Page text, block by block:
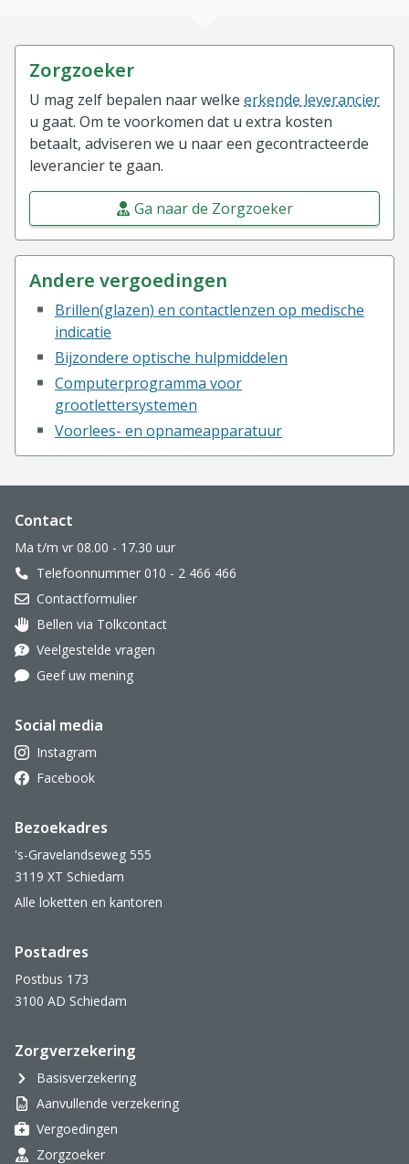
Zorgzoeker
U mag zelf bepalen naar welke erkende leverancier
u gaat. Om te voorkomen dat u extra kosten
betaalt, adviseren we u naar een gecontracteerde
leverancier te gaan.
Ga naar de Zorgzoeker
Andere vergoedingen
Brillen(glazen) en contactlenzen op medische
indicatie
Bijzondere optische hulpmiddelen
Computerprogramma voor
grootlettersystemen
Voorlees- en opnameapparatuur
Website footer
Contact
Ma t/m vr 08.00 - 17.30 uur
Telefoonnummer 010 - 2 466 466
Contactformulier
Oor met hoortoestel
Bellen via Tolkcontact
Veelgestelde vragen
Geef uw mening
Social media
Instagram
Facebook
Bezoekadres
's-Gravelandseweg 555
3119 XT Schiedam
Alle loketten en kantoren
Postadres
Postbus 173
3100 AD Schiedam
Zorgverzekering
Basisverzekering
Aanvullende verzekering
Vergoedingen
Zorgzoeker